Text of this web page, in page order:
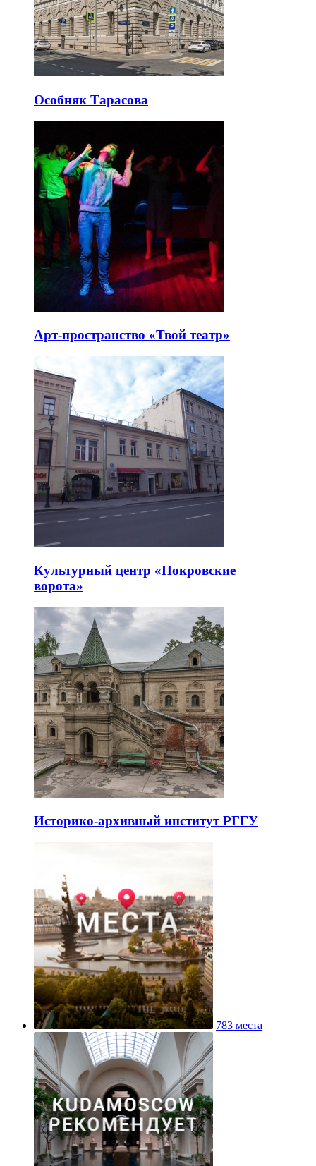
Особняк Тарасова
Арт-пространство «Твой театр»
Культурный центр «Покровские
ворота»
Историко-архивный институт РГГУ
783 места